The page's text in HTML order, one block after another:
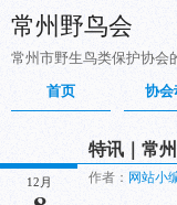
常州野鸟会
常州市野生鸟类保护协会
首页
协会
12月
特讯｜常
作者： 网站小